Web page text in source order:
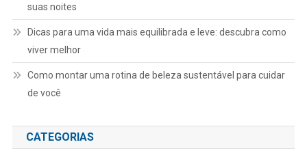
suas noites
Dicas para uma vida mais equilibrada e leve: descubra como
viver melhor
Como montar uma rotina de beleza sustentável para cuidar
de você
CATEGORIAS